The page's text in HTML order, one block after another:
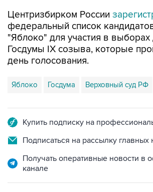
Центризбирком России
федеральный список
"Яблоко" для участия в выборах
Госдумы IX созыва, которые
день голосования.
Яблоко Госдума Верховный суд РФ
Купить подписку на
Подписаться на рассылку главных
Получать оперативные новости в
канале